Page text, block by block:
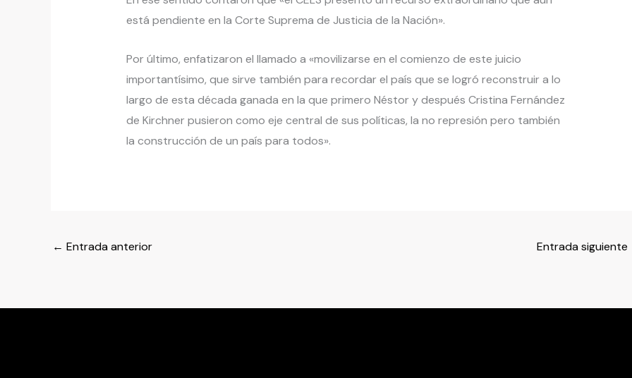
está pendiente en la Corte Suprema de Justicia de la Nación».
Por último, enfatizaron el llamado a «movilizarse en el comienzo de este juicio
importantísimo, que sirve también para recordar el país que se logró reconstruir a lo
largo de esta década ganada en la que primero Néstor y después Cristina Fernández
de Kirchner pusieron como eje central de sus políticas, la no represión pero también
la construcción de un país para todos».
← Entrada anterior Entrada siguiente